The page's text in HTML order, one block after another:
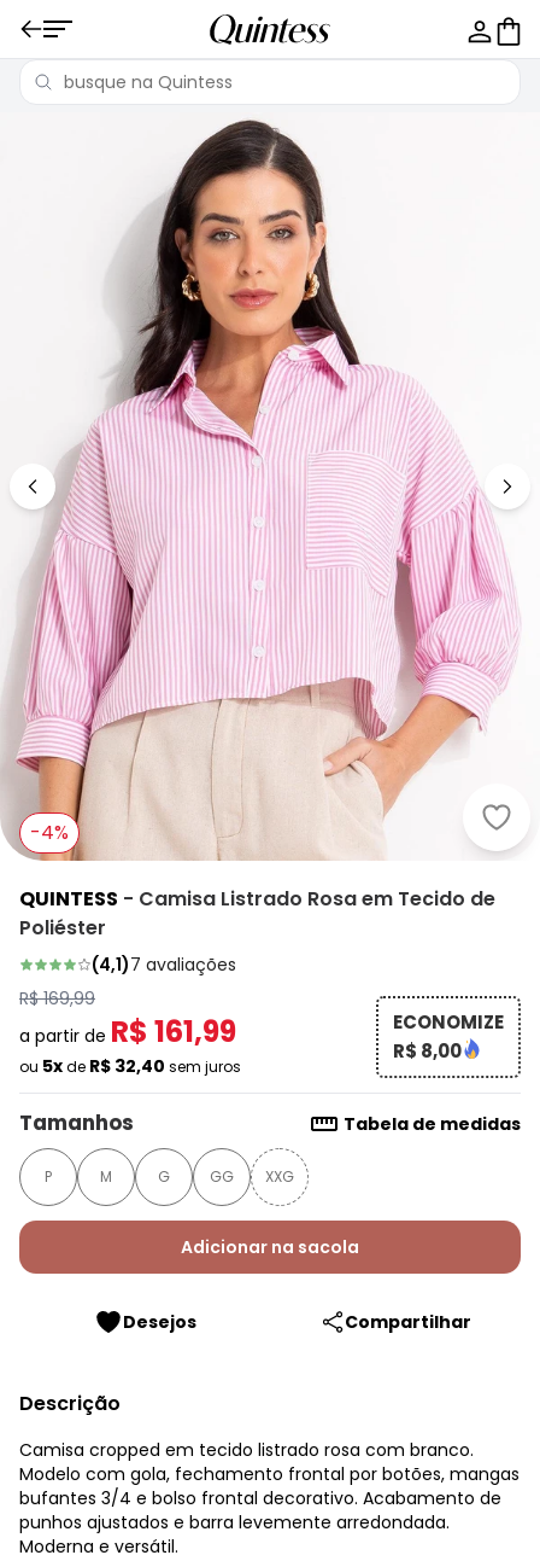
-4%
QUINTESS - Camisa Listrado Rosa em Tecido de
Poliéster
(4,1)7 avaliações
R$ 169,99
a partir de R$ 161,99
ou 5xde R$ 32,40 sem juros
ECONOMIZE
R$ 8,00
Tamanhos Tabela de medidas
P M G GG XXG
Adicionar na sacola
Desejos Compartilhar
Descrição
Camisa cropped em tecido listrado rosa com branco.
Modelo com gola, fechamento frontal por botões, mangas
bufantes 3/4 e bolso frontal decorativo. Acabamento de
punhos ajustados e barra levemente arredondada.
Moderna e versátil.